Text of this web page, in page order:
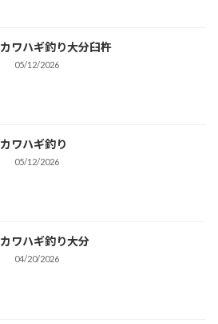
カワハギ釣り大分臼杵
05/12/2026
カワハギ釣り
05/12/2026
カワハギ釣り大分
04/20/2026